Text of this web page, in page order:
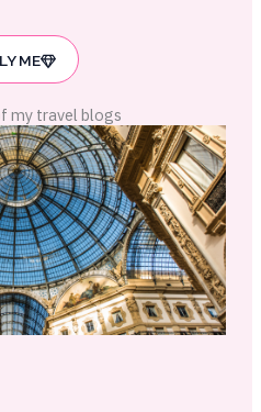
ME
my travel blogs